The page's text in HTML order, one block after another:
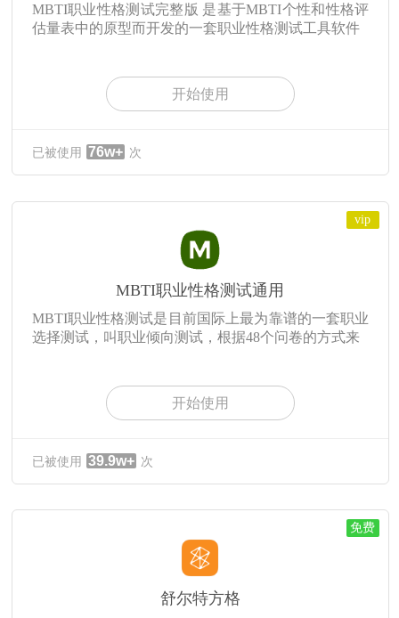
MBTI职业性格测试完整版 是基于MBTI个性和性格评
估量表中的原型而开发的一套职业性格测试工具软件
开始使用
已被使用 76w+ 次
vip
MBTI职业性格测试通用
MBTI职业性格测试是目前国际上最为靠谱的一套职业
选择测试，叫职业倾向测试，根据48个问卷的方式来
开始使用
已被使用 39.9w+ 次
免费
舒尔特方格